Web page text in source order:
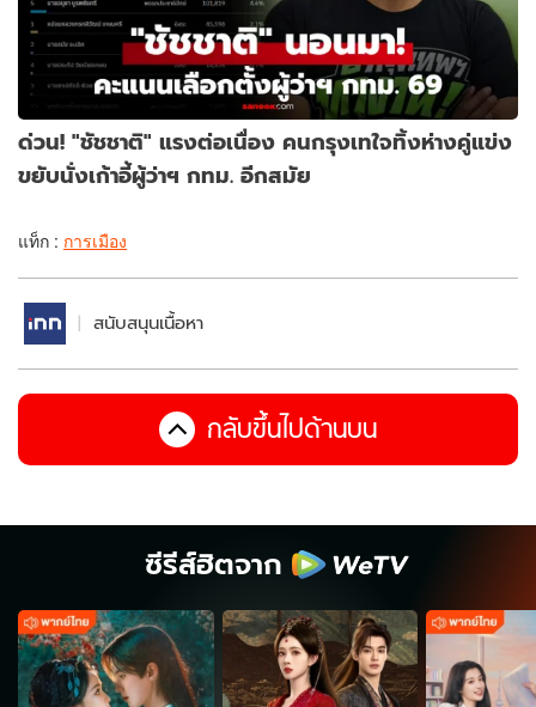
ด่วน! "ชัชชาติ" แรงต่อเนื่อง คนกรุงเทใจทิ้งห่างคู่แข่ง
ขยับนั่งเก้าอี้ผู้ว่าฯ กทม. อีกสมัย
แท็ก : การเมือง
สนับสนุนเนื้อหา
กลับขึ้นไปด้านบน
ซีรีส์ฮิตจาก